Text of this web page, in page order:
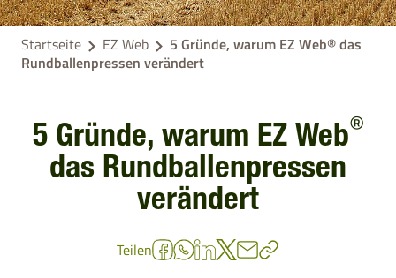
Startseite EZ Web
5 Gründe, warum EZ Web® das
Rundballenpressen verändert
5 Gründe, warum EZ Web®
das Rundballenpressen
verändert
Teilen